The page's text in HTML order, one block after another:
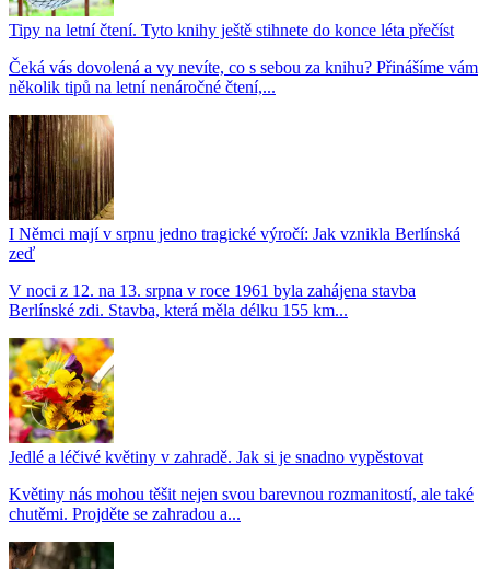
Tipy na letní čtení. Tyto knihy ještě stihnete do konce léta přečíst
Čeká vás dovolená a vy nevíte, co s sebou za knihu? Přinášíme vám
několik tipů na letní nenáročné čtení,...
I Němci mají v srpnu jedno tragické výročí: Jak vznikla Berlínská
zeď
V noci z 12. na 13. srpna v roce 1961 byla zahájena stavba
Berlínské zdi. Stavba, která měla délku 155 km...
Jedlé a léčivé květiny v zahradě. Jak si je snadno vypěstovat
Květiny nás mohou těšit nejen svou barevnou rozmanitostí, ale také
chutěmi. Projděte se zahradou a...